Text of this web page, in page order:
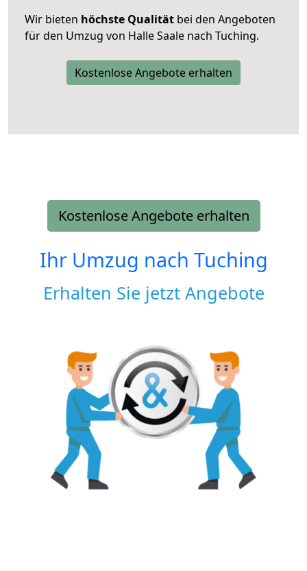
Wir bieten höchste Qualität bei den Angeboten
für den Umzug von Halle Saale nach Tuching.
Kostenlose Angebote erhalten
Kostenlose Angebote erhalten
Ihr Umzug nach Tuching
Erhalten Sie jetzt Angebote